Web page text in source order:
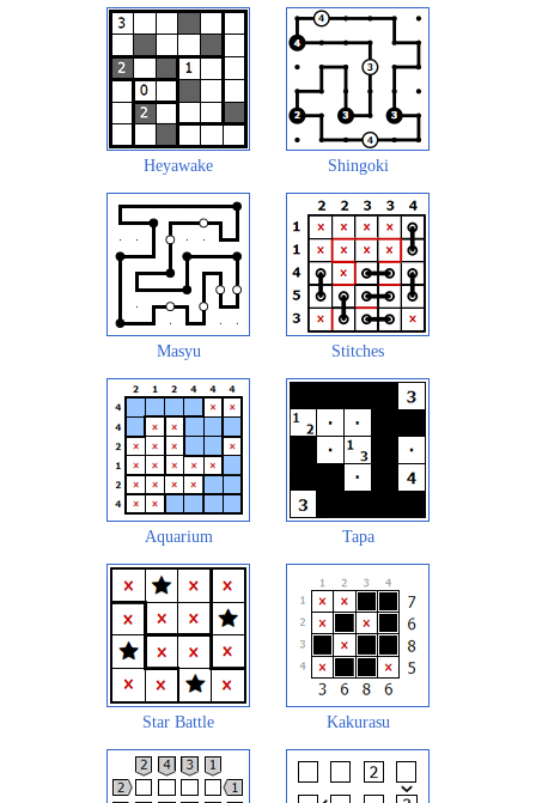
Heyawake Shingoki
Masyu Stitches
Aquarium Tapa
Star Battle Kakurasu